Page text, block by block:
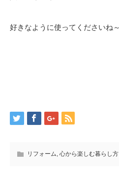
好きなように使ってくださいね～
リフォーム, 心から楽しむ暮らし方